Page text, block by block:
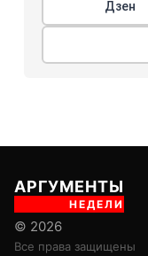
Дзен
АРГУМЕНТЫ
НЕДЕЛИ
© 2026
Все права защищены